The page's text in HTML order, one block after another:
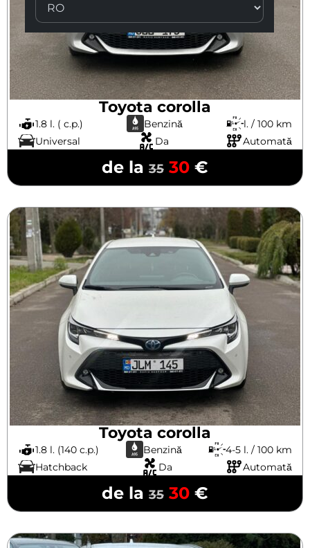
Toyota corolla
1.8 l. ( c.p.) Benzină
l. / 100 km
Universal
Da Automată
de la 35 30 €
Toyota corolla
1.8 l. (140 c.p.) Benzină
4-5 l. / 100 km
Hatchback
Da Automată
de la 35 30 €